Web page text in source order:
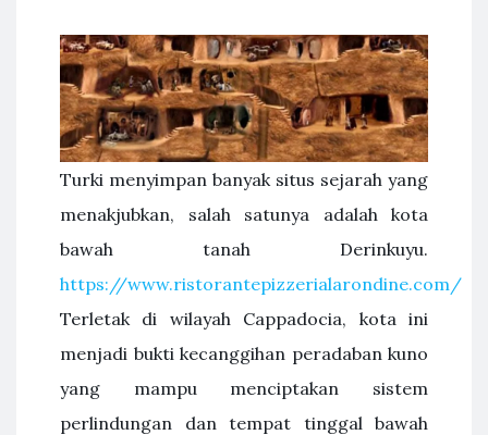
Turki menyimpan banyak situs sejarah yang
menakjubkan, salah satunya adalah kota
bawah tanah Derinkuyu.
https://www.ristorantepizzerialarondine.com/
Terletak di wilayah Cappadocia, kota ini
menjadi bukti kecanggihan peradaban kuno
yang mampu menciptakan sistem
perlindungan dan tempat tinggal bawah